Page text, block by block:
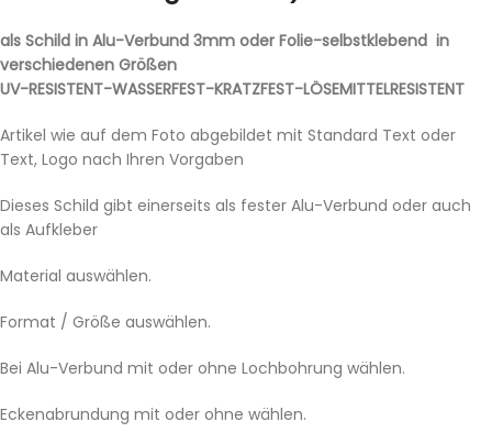
als Schild in Alu-Verbund 3mm oder Folie-selbstklebend in
verschiedenen Größen
UV-RESISTENT-WASSERFEST-KRATZFEST-LÖSEMITTELRESISTENT
Artikel wie auf dem Foto abgebildet mit Standard Text oder
Text, Logo nach Ihren Vorgaben
Dieses Schild gibt einerseits als fester Alu-Verbund oder auch
als Aufkleber
Material auswählen.
Format / Größe auswählen.
Bei Alu-Verbund mit oder ohne Lochbohrung wählen.
Eckenabrundung mit oder ohne wählen.